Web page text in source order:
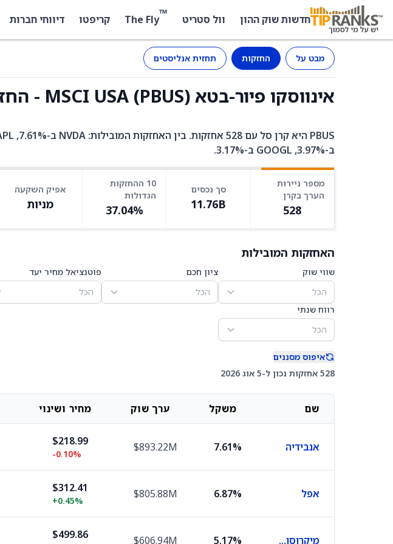
חדשות שוק ההון וול סטריט ™
The Fly קריפטו דיווחי חברות
מבט על החזקות תחזית אנליסטים
אינווסקו פיור-בטא MSCI USA (PBUS) - החזקות
ב-3.97%, GOOGL ב-3.17%.
מספר ניירות
הערך בקרן
528
סך נכסים
11.76B
10 ההחזקות
הגדולות
37.04%
אפיק השקעה
מניות
האחזקות המובילות
שווי שוק
הכל
ציון חכם
הכל
פוטנציאל מחיר יעד
הכל
רווח שנתי
הכל
איפוס מסננים
528 אחזקות נכון ל-5 אוג 2026
שם משקל ערך שוק מחיר ושינוי
אנבידיה 7.61%
$893.22M
$218.99
-0.10%
אפל 6.87%
$805.88M
$312.41
+0.45%
מיקרוסופט 5.17%
$606.94M
$499.86